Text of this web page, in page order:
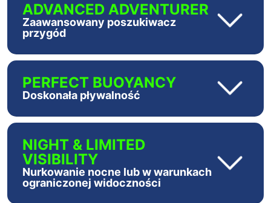
ADVANCED ADVENTURER
Zaawansowany poszukiwacz
przygód
PERFECT BUOYANCY
Doskonała pływalność
NIGHT & LIMITED
VISIBILITY
Nurkowanie nocne lub w warunkach
ograniczonej widoczności